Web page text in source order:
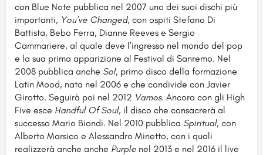
con Blue Note pubblica nel 2007 uno dei suoi dischi più
importanti, You’ve Changed, con ospiti Stefano Di
Battista, Bebo Ferra, Dianne Reeves e Sergio
Cammariere, al quale deve l’ingresso nel mondo del pop
e la sua prima apparizione al Festival di Sanremo. Nel
2008 pubblica anche Sol, primo disco della formazione
Latin Mood, nata nel 2006 e che condivide con Javier
Girotto. Seguirà poi nel 2012 Vamos. Ancora con gli High
Five esce Handful Of Soul, il disco che consacrerà al
successo Mario Biondi. Nel 2010 pubblica Spiritual, con
Alberto Marsico e Alessandro Minetto, con i quali
realizzerà anche anche Purple nel 2013 e nel 2016 il live